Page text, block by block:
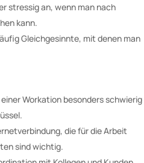
stressig an, wenn man nach
kann.
Gleichgesinnte, mit denen man
Workation besonders schwierig
die für die Arbeit
sind wichtig.